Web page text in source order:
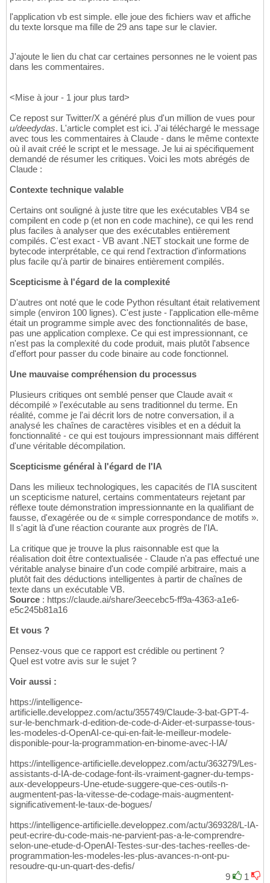
l'application vb est simple. elle joue des fichiers wav et affiche
du texte lorsque ma fille de 29 ans tape sur le clavier.
J'ajoute le lien du chat car certaines personnes ne le voient pas
dans les commentaires.
<Mise à jour - 1 jour plus tard>
Ce repost sur Twitter/X a généré plus d'un million de vues pour
u/deedydas. L'article complet est ici. J'ai téléchargé le message
avec tous les commentaires à Claude - dans le même contexte
où il avait créé le script et le message. Je lui ai spécifiquement
demandé de résumer les critiques. Voici les mots abrégés de
Claude :
Contexte technique valable
Certains ont souligné à juste titre que les exécutables VB4 se
compilent en code p (et non en code machine), ce qui les rend
plus faciles à analyser que des exécutables entièrement
compilés. C'est exact - VB avant .NET stockait une forme de
bytecode interprétable, ce qui rend l'extraction d'informations
plus facile qu'à partir de binaires entièrement compilés.
Scepticisme à l'égard de la complexité
D'autres ont noté que le code Python résultant était relativement
simple (environ 100 lignes). C'est juste - l'application elle-même
était un programme simple avec des fonctionnalités de base,
pas une application complexe. Ce qui est impressionnant, ce
n'est pas la complexité du code produit, mais plutôt l'absence
d'effort pour passer du code binaire au code fonctionnel.
Une mauvaise compréhension du processus
Plusieurs critiques ont semblé penser que Claude avait «
décompilé » l'exécutable au sens traditionnel du terme. En
réalité, comme je l'ai décrit lors de notre conversation, il a
analysé les chaînes de caractères visibles et en a déduit la
fonctionnalité - ce qui est toujours impressionnant mais différent
d'une véritable décompilation.
Scepticisme général à l'égard de l'IA
Dans les milieux technologiques, les capacités de l'IA suscitent
un scepticisme naturel, certains commentateurs rejetant par
réflexe toute démonstration impressionnante en la qualifiant de
fausse, d'exagérée ou de « simple correspondance de motifs ».
Il s'agit là d'une réaction courante aux progrès de l'IA.
La critique que je trouve la plus raisonnable est que la
réalisation doit être contextualisée - Claude n'a pas effectué une
véritable analyse binaire d'un code compilé arbitraire, mais a
plutôt fait des déductions intelligentes à partir de chaînes de
texte dans un exécutable VB.
Source : https://claude.ai/share/3eecebc5-ff9a-4363-a1e6-
e5c245b81a16
Et vous ?
Pensez-vous que ce rapport est crédible ou pertinent ?
Quel est votre avis sur le sujet ?
Voir aussi :
https://intelligence-
artificielle.developpez.com/actu/355749/Claude-3-bat-GPT-4-
sur-le-benchmark-d-edition-de-code-d-Aider-et-surpasse-tous-
les-modeles-d-OpenAI-ce-qui-en-fait-le-meilleur-modele-
disponible-pour-la-programmation-en-binome-avec-l-IA/
https://intelligence-artificielle.developpez.com/actu/363279/Les-
assistants-d-IA-de-codage-font-ils-vraiment-gagner-du-temps-
aux-developpeurs-Une-etude-suggere-que-ces-outils-n-
augmentent-pas-la-vitesse-de-codage-mais-augmentent-
significativement-le-taux-de-bogues/
https://intelligence-artificielle.developpez.com/actu/369328/L-IA-
peut-ecrire-du-code-mais-ne-parvient-pas-a-le-comprendre-
selon-une-etude-d-OpenAI-Testes-sur-des-taches-reelles-de-
programmation-les-modeles-les-plus-avances-n-ont-pu-
resoudre-qu-un-quart-des-defis/
9
1